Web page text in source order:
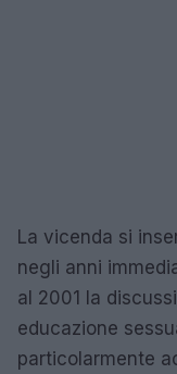
La vicenda si
negli anni
al 2001 la
educazione
particolarmente